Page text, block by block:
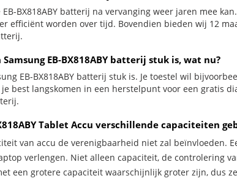
BX818ABY batterij na vervanging weer jaren mee
efficiënt worden over tijd. Bovendien bieden wij 12
EB-BX818ABY batterij stuk is, wat nu?
EB-BX818ABY batterij stuk is. Je toestel wil
best langskomen in een herstelpunt voor een gratis
Tablet Accu verschillende capaciteiten
van accu de verenigbaarheid niet zal beïnvloeden.
verlengen. Niet alleen capaciteit, de controlering
een grotere capaciteit waarschijnlijk groter zijn, dus